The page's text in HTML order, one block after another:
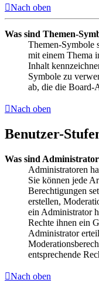
Nach oben
Was sind Themen-
Themen-Symbole
mit einem Thema
Inhalt
Symbole zu
ab, die die Board-
Nach oben
Benutzer-
Was sind
Administratoren
Sie können jede
Berechtigungen
erstellen,
ein Administrator
Rechte ihnen ein
Administrator
entsprechende
Nach oben